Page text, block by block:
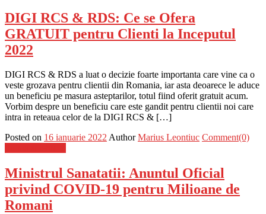
DIGI RCS & RDS: Ce se Ofera
GRATUIT pentru Clienti la Inceputul
2022
DIGI RCS & RDS a luat o decizie foarte importanta care vine ca o
veste grozava pentru clientii din Romania, iar asta deoarece le aduce
un beneficiu pe masura asteptarilor, totul fiind oferit gratuit acum.
Vorbim despre un beneficiu care este gandit pentru clientii noi care
intra in reteaua celor de la DIGI RCS & […]
Posted on 16 ianuarie 2022Author Marius Leontiuc Comment(0)
Ministrul Sanatatii: Anuntul Oficial
privind COVID-19 pentru Milioane de
Romani